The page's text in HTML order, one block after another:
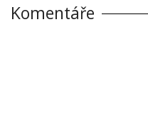
Komentáře